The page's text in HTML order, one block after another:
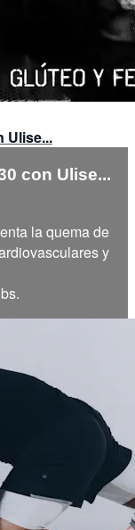
Ulise...
con Ulise...
la quema de
y